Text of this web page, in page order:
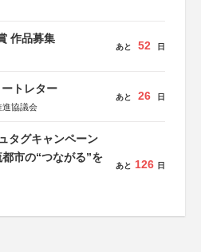
作品募集
あと 52 日
トレター
進協議会
あと 26 日
タグキャンペーン
市の“つながる”を
あと 126 日